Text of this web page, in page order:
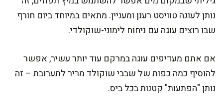
נותן לעוגה טוויסט רענן ומעניין. מתאים במיוחד ביום חורף
שבו רוצים עוגה עם ניחוח לימוני-שוקולדי.
אם אתם מעדיפים עוגה במרקם עוד יותר עשיר, אפשר
להוסיף כמה כפות של שבבי שוקולד מריר לתערובת – זה
נותן "הפתעות" קטנות בכל ביס.